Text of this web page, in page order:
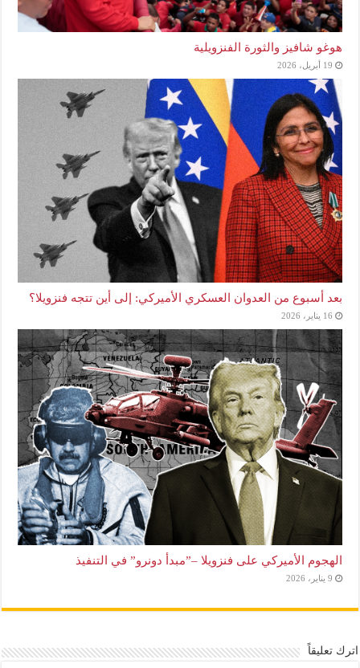
هوغو شافيز والثورة الفنزويلية
19 أبريل، 2026
بعد أسبوع من العدوان العسكري الأميركي: إلى أين تتجه فنزويلا؟
16 يناير، 2026
الهجوم الأميركي على فنزويلا –”مبدأ دونرو” في التنفيذ
9 يناير، 2026
اترك تعليقاً